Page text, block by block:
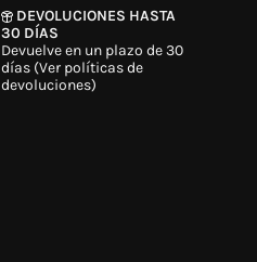
DEVOLUCIONES HASTA
30 DÍAS
Devuelve en un plazo de 30
días (Ver políticas de
devoluciones)